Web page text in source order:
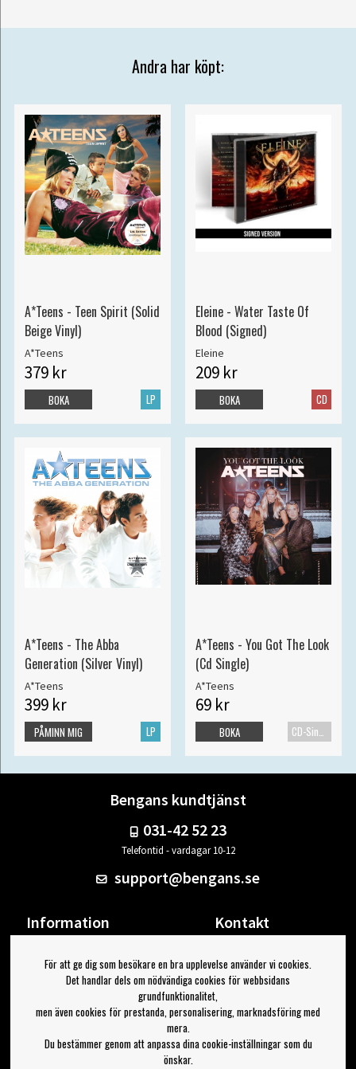
Andra har köpt:
A*Teens - Teen Spirit (Solid
Beige Vinyl)
A*Teens
379 kr
LP
BOKA
Eleine - Water Taste Of
Blood (Signed)
Eleine
209 kr
CD
BOKA
A*Teens - The Abba
Generation (Silver Vinyl)
A*Teens
399 kr
LP
PÅMINN MIG
A*Teens - You Got The Look
(Cd Single)
A*Teens
69 kr
CD-Singel
BOKA
Bengans kundtjänst
031-42 52 23
Telefontid - vardagar 10-12
support@bengans.se
Information
Om Bengans
FAQ / Köp- & Leveransvillkor
Kontakt
Din sida
Logga ut
Jag vill ha tips från Bengans
För att ge dig som besökare en bra upplevelse använder vi cookies.
Det handlar dels om nödvändiga cookies för webbsidans
grundfunktionalitet,
men även cookies för prestanda, personalisering, marknadsföring med
mera.
Du bestämmer genom att anpassa dina cookie-inställningar som du
önskar.